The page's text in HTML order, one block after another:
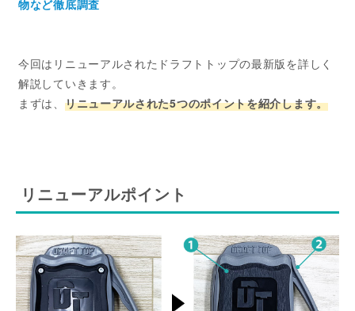
物など徹底調査
今回はリニューアルされたドラフトトップの最新版を詳しく
解説していきます。
まずは、 リニューアルされた5つのポイントを紹介します。
リニューアルポイント